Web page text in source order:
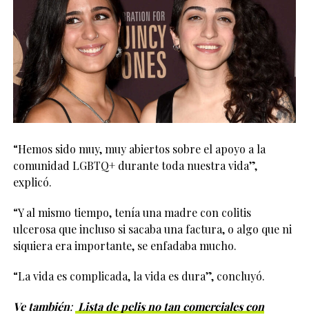
“Hemos sido muy, muy abiertos sobre el apoyo a la
comunidad LGBTQ+ durante toda nuestra vida”,
explicó.
“Y al mismo tiempo, tenía una madre con colitis
ulcerosa que incluso si sacaba una factura, o algo que ni
siquiera era importante, se enfadaba mucho.
“La vida es complicada, la vida es dura”, concluyó.
Ve también: Lista de pelis no tan comerciales con